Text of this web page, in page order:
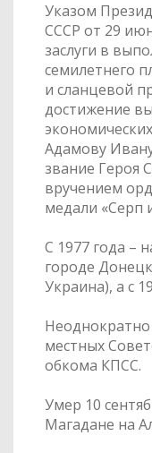
Указом
СССР от 29
заслуги в
семилетнего
и сланцевой
достижение
Адамову
звание Героя
вручением
медали «Серп
С 1977 года –
городе
Украина), а с
Неоднократно
местных
обкома КПСС.
Умер 10
Магадане на